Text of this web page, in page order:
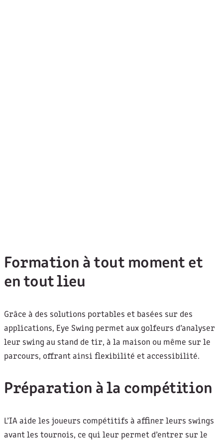
Formation à tout moment et
en tout lieu
Grâce à des solutions portables et basées sur des
applications, Eye Swing permet aux golfeurs d’analyser
leur swing au stand de tir, à la maison ou même sur le
parcours, offrant ainsi flexibilité et accessibilité.
Préparation à la compétition
L’IA aide les joueurs compétitifs à affiner leurs swings
avant les tournois, ce qui leur permet d’entrer sur le